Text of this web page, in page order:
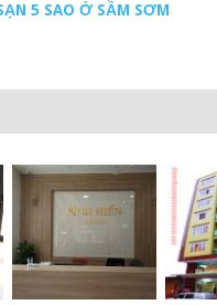
5 SAO Ở SẦM SƠM